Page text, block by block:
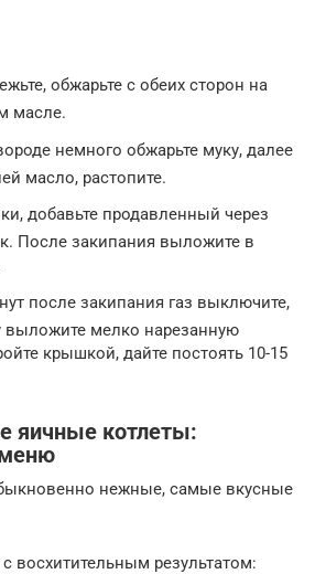
обжарьте с обеих сторон на
масле.
немного обжарьте муку, далее
масло, растопите.
добавьте продавленный через
После закипания выложите в
после закипания газ выключите,
выложите мелко нарезанную
крышкой, дайте постоять 10-15
яичные котлеты:
нежные, самые вкусные
восхитительным результатом: